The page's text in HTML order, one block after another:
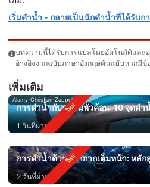
เริ่มดำน้ำ - กลายเป็นนักดำน้ำที่ได้รับก
บทความนี้ได้รับการแปลโดยอัตโนมัติและ
อ้างอิงจากฉบับภาษาอังกฤษต้นฉบับหากมีข้
เพิ่มเติม
Alamy-Christian-Zappel
การดำน้ำกับฉลามหัวค้อน: 10 จุดดำ
1 วันที่ผ่านมา
การดำน้ำด้วยหน้ากากเต็มหน้า: หลัก
2 วันที่ผ่านมา